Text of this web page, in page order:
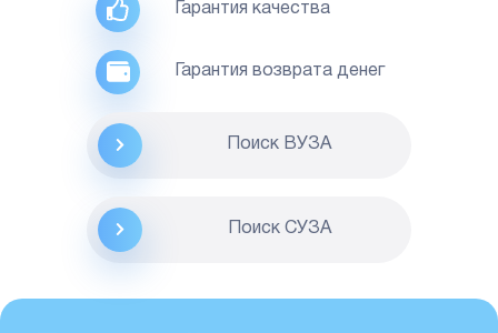
Гарантия качества
Гарантия возврата денег
Поиск ВУЗА
Поиск CУЗА